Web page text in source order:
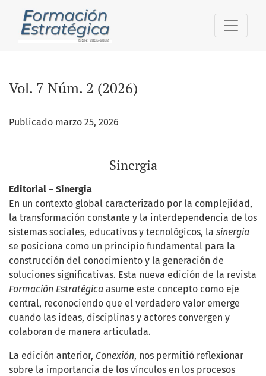
Vol. 7 Núm. 2 (2026): Sinergia
Vol. 7 Núm. 2 (2026)
Publicado marzo 25, 2026
Sinergia
Editorial – Sinergia
En un contexto global caracterizado por la complejidad,
la transformación constante y la interdependencia de los
sistemas sociales, educativos y tecnológicos, la sinergia
se posiciona como un principio fundamental para la
construcción del conocimiento y la generación de
soluciones significativas. Esta nueva edición de la revista
Formación Estratégica asume este concepto como eje
central, reconociendo que el verdadero valor emerge
cuando las ideas, disciplinas y actores convergen y
colaboran de manera articulada.
La edición anterior, Conexión, nos permitió reflexionar
sobre la importancia de los vínculos en los procesos